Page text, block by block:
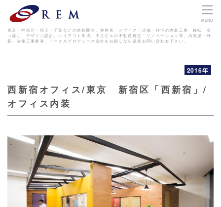
東京・神奈川・埼玉・千葉などの首都圏で、事務所・オフィス・店舗・住宅の内装工事、移転、引
っ越し、デザイン設計、レイアウト作成、 中古ビルの不動産再生・リノベーション等、内装屋・外
装・改修工事業者、トータルプロデュース会社をお探しなら是非お問い合わせ下さい。
MENU
2016年
西新宿オフィス/東京 新宿区「西新宿」/
オフィス内装